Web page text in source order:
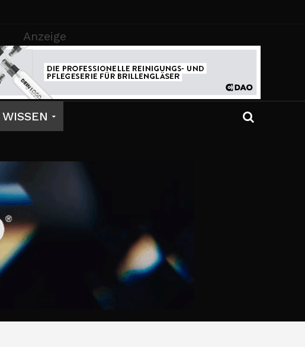
Anzeige
WISSEN